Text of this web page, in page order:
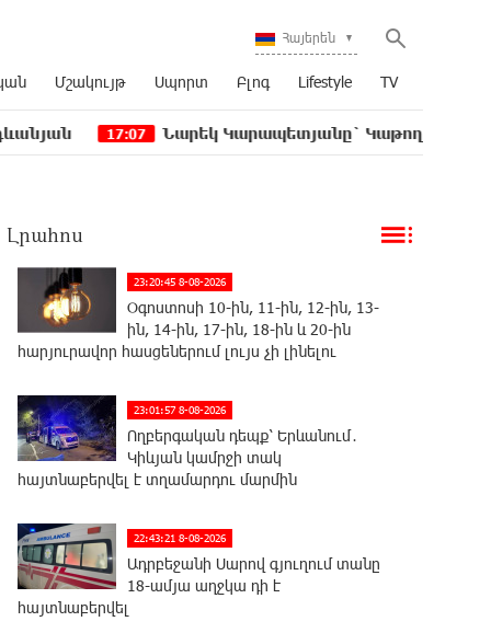
Հայերեն
Մշակույթ Սպորտ Բլոգ Lifestyle TV
17:07 Նարեկ Կարապետյանը` Կաթողիկոսին հեռացնել
Լրահոս
23:20:45 8-08-2026
Օգոստոսի 10-ին, 11-ին, 12-ին, 13-
ին, 14-ին, 17-ին, 18-ին և 20-ին
հարյուրավոր հասցեներում լույս չի լինելու
23:01:57 8-08-2026
Ողբերգական դեպք՝ Երևանում․
Կիևյան կամրջի տակ
հայտնաբերվել է տղամարդու մարմին
22:43:21 8-08-2026
Ադրբեջանի Սարով գյուղում տանը
18-ամյա աղջկա դի է
հայտնաբերվել